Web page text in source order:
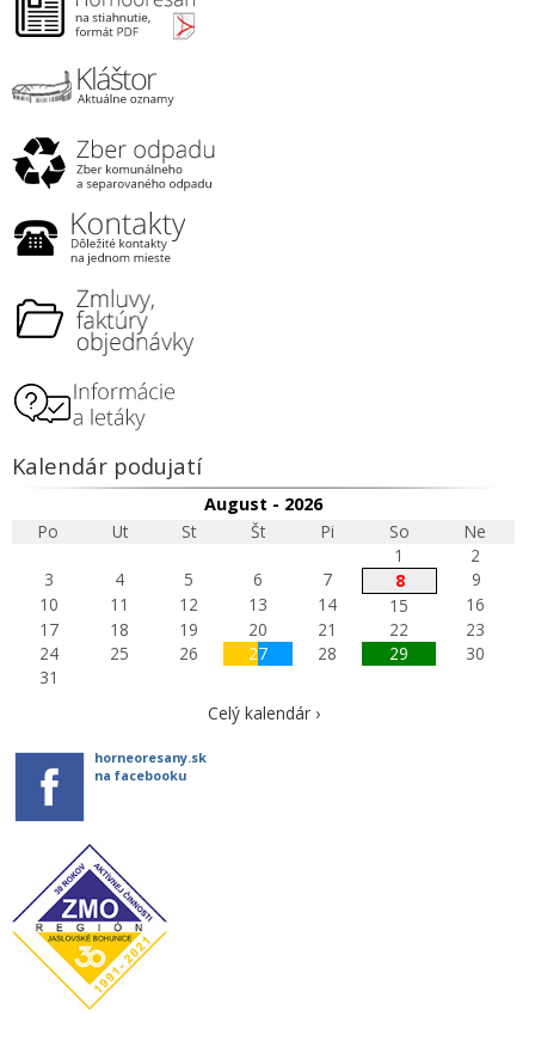
Kalendár podujatí
August - 2026
Po
Ut St Št Pi So
Ne
1
2
3
4 5 6 7 8
9
10
11 12 13 14 15
16
17
18 19 20 21 22
23
24
25 26 27 28 29
30
31
Celý kalendár ›
horneoresany.sk
na facebooku